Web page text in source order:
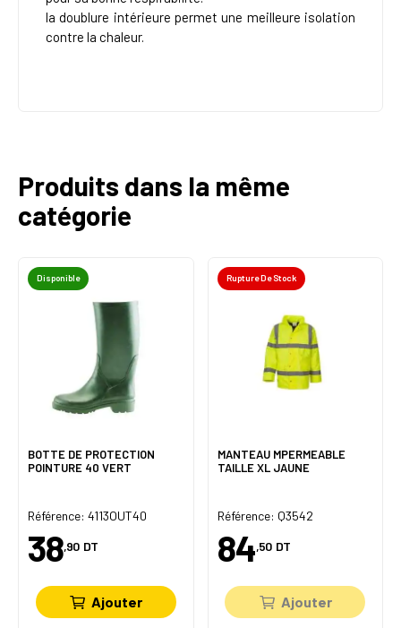
la doublure intérieure permet une meilleure isolation
contre la chaleur.
Produits dans la même
catégorie
Disponible
BOTTE DE PROTECTION
POINTURE 40 VERT
Référence: 4113OUT40
38,90 DT
Ajouter
Rupture De Stock
MANTEAU MPERMEABLE
TAILLE XL JAUNE
Référence: Q3542
84,50 DT
Ajouter